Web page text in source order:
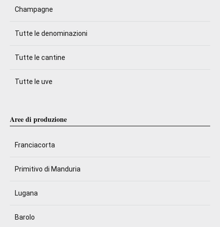
Champagne
Tutte le denominazioni
Tutte le cantine
Tutte le uve
Aree di produzione
Franciacorta
Primitivo di Manduria
Lugana
Barolo